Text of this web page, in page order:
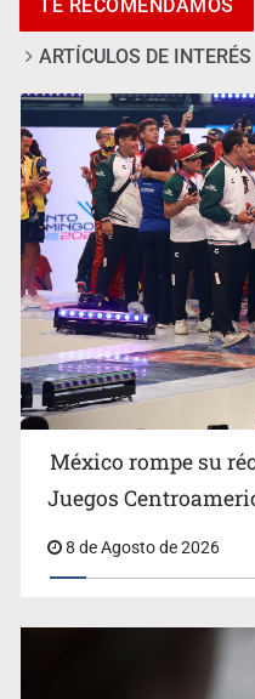
El Senado de EE.UU.
exabogado de Trump,
TE RECOMENDAMOS
ARTÍCULOS DE INTERÉS
México rompe su
Juegos
8 de Agosto de 2026